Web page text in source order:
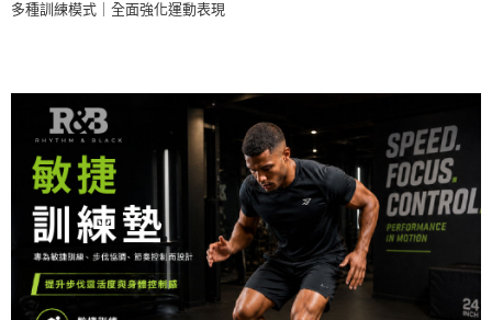
４．使用「AFTEE先享後付」時，將依據個別帳號之用戶狀況，依本公司即
恩沛科技股份有限公司將有權停止該用戶之使用額度並採取法律行動。
多種訓練模式｜全面強化運動表現